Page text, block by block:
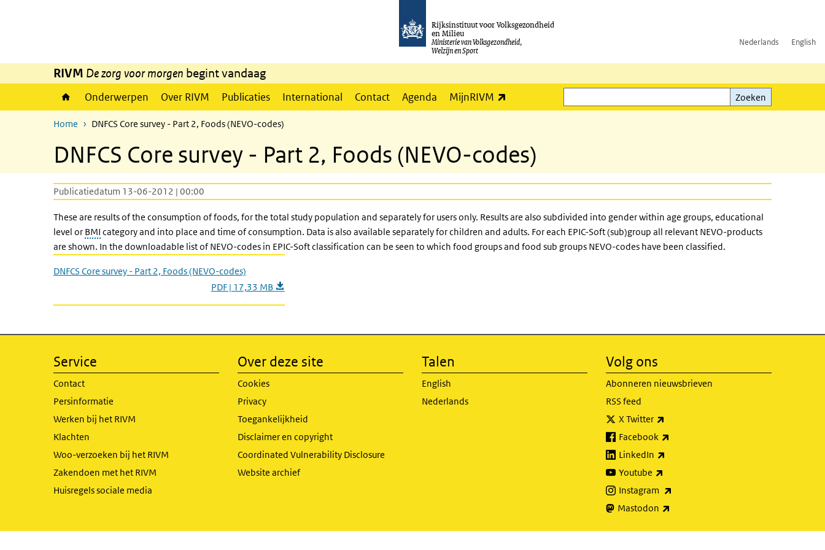
Rijksinstituut voor Volksgezondheid
en Milieu
Ministerie van Volksgezondheid,
Welzijn en Sport
Nederlands English
RIVM De zorg voor morgen begint vandaag
Onderwerpen Over RIVM Publicaties International Contact Agenda MijnRIVM
Zoeken
Zoeken
Home DNFCS Core survey - Part 2, Foods (NEVO-codes)
DNFCS Core survey - Part 2, Foods (NEVO-codes)
Publicatiedatum 13-06-2012 | 00:00
These are results of the consumption of foods, for the total study population and separately for users only. Results are also subdivided into gender within age groups, educational
level or BMI category and into place and time of consumption. Data is also available separately for children and adults. For each EPIC-Soft (sub)group all relevant NEVO-products
are shown. In the downloadable list of NEVO-codes in EPIC-Soft classification can be seen to which food groups and food sub groups NEVO-codes have been classified.
DNFCS Core survey - Part 2, Foods (NEVO-codes)
PDF | 17,33 MB
Service
Contact
Persinformatie
Werken bij het RIVM
Klachten
Woo-verzoeken bij het RIVM
Zakendoen met het RIVM
Huisregels sociale media
Over deze site
Cookies
Privacy
Toegankelijkheid
Disclaimer en copyright
Coordinated Vulnerability Disclosure
Website archief
Talen
English
Nederlands
Volg ons
Abonneren nieuwsbrieven
RSS feed
X Twitter
Facebook
LinkedIn
Youtube
Instagram
Mastodon